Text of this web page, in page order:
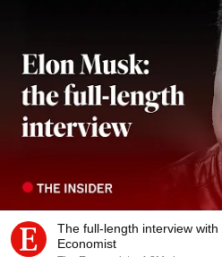
The full-length interview
Economist